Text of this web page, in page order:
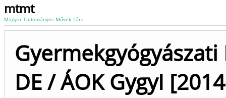
mtmt
Magyar Tudományos Művek Tára
DE / ÁOK GygyI